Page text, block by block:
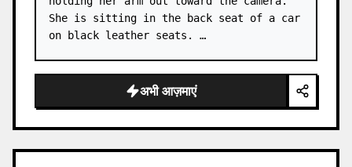
She is sitting in the back seat of a car
on black leather seats. …
अभी आज़माएं